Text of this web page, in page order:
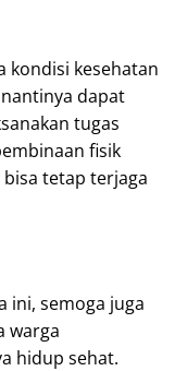
kondisi kesehatan
dapat
tugas
fisik
tetap terjaga
ini, semoga juga
warga
hidup sehat.